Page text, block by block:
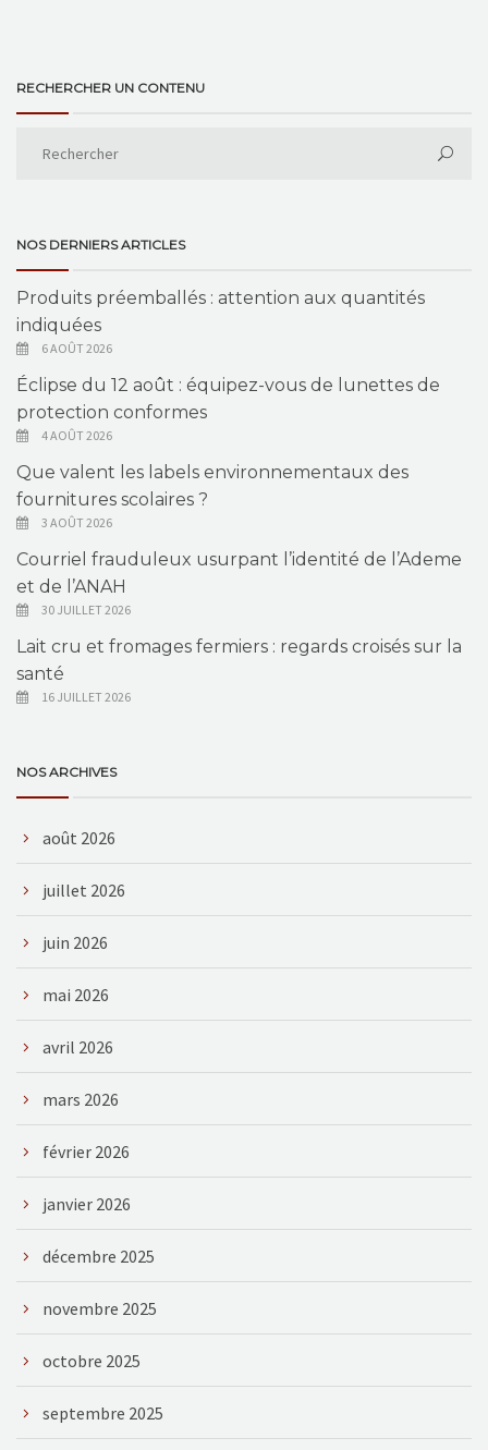
RECHERCHER UN CONTENU
NOS DERNIERS ARTICLES
Produits préemballés : attention aux quantités
indiquées
6 AOÛT 2026
Éclipse du 12 août : équipez-vous de lunettes de
protection conformes
4 AOÛT 2026
Que valent les labels environnementaux des
fournitures scolaires ?
3 AOÛT 2026
Courriel frauduleux usurpant l’identité de l’Ademe
et de l’ANAH
30 JUILLET 2026
Lait cru et fromages fermiers : regards croisés sur la
santé
16 JUILLET 2026
NOS ARCHIVES
août 2026
juillet 2026
juin 2026
mai 2026
avril 2026
mars 2026
février 2026
janvier 2026
décembre 2025
novembre 2025
octobre 2025
septembre 2025